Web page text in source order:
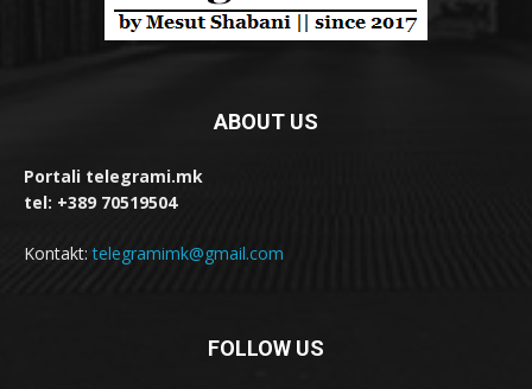
ABOUT US
Portali telegrami.mk
tel: +389 70519504
Kontakt:telegramimk@gmail.com
FOLLOW US